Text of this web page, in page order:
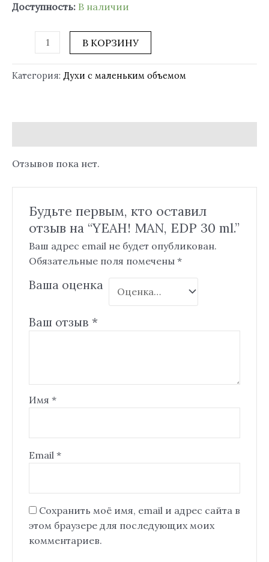
Доступность: В наличии
В КОРЗИНУ
Категория: Духи с маленьким объемом
Отзывов пока нет.
Будьте первым, кто оставил
отзыв на “YEAH! MAN, EDP 30 ml.”
Ваш адрес email не будет опубликован.
Обязательные поля помечены *
Ваша оценка
Ваш отзыв *
Имя *
Email *
Сохранить моё имя, email и адрес сайта в
этом браузере для последующих моих
комментариев.